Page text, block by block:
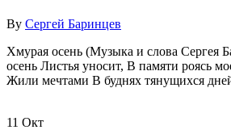
By Сергей Баринцев
Хмурая осень (Музыка и слова Сергея
осень Листья уносит, В памяти роясь
Жили мечтами В буднях тянущихся
11 Окт